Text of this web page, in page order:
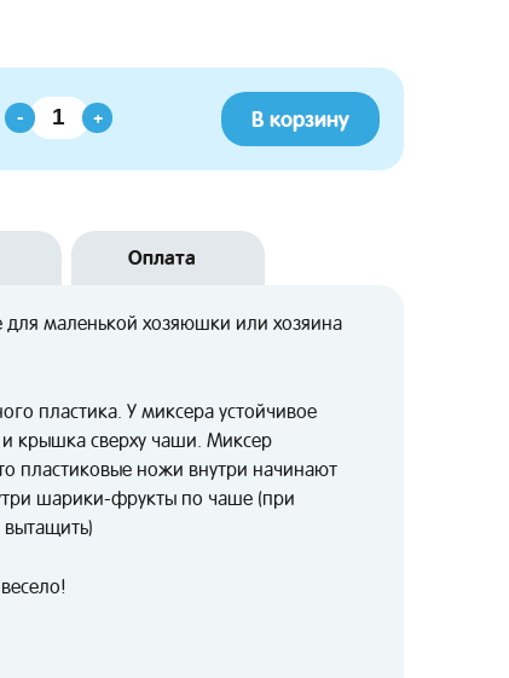
- + В корзину
Оплата
маленькой хозяюшки или хозяина
пластика. У миксера устойчивое
крышка сверху чаши. Миксер
пластиковые ножи внутри начинают
шарики-фрукты по чаше (при